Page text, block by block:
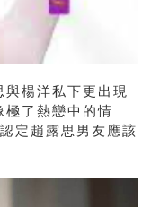
楊洋私下更出現
極了熱戀中的情
定趙露思男友應該